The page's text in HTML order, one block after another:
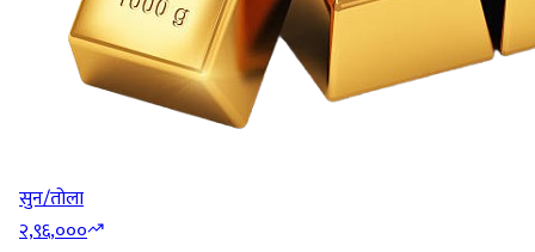
सुन/तोला
२,९६,०००